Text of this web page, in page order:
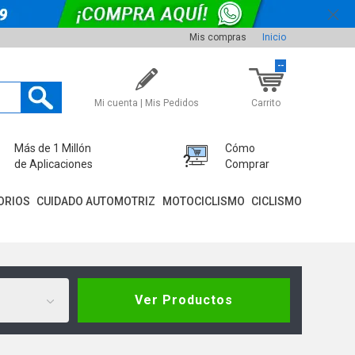
Mis compras Inicio
Mi cuenta | Mis Pedidos Carrito
--
Más de 1 Millón
de Aplicaciones
Cómo
Comprar
CUIDADO AUTOMOTRIZ MOTOCICLISMO CICLISMO
Ver Productos